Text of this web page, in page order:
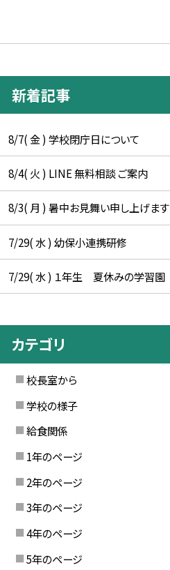
新着記事
8/7( 金 ) 学校閉庁日について
8/4( 火 ) LINE 無料相談 ご案内
8/3( 月 ) 暑中お見舞い申し上げます
7/29( 水 ) 幼保小連携研修
7/29( 水 ) １年生 夏休みの学習園
カテゴリ
校長室から
学校の様子
給食関係
1年のページ
2年のページ
3年のページ
4年のページ
5年のページ